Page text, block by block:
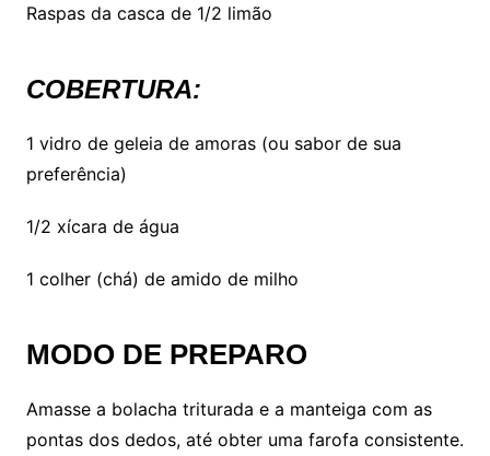
Raspas da casca de 1/2 limão
COBERTURA:
1 vidro de geleia de amoras (ou sabor de sua
preferência)
1/2 xícara de água
1 colher (chá) de amido de milho
MODO DE PREPARO
Amasse a bolacha triturada e a manteiga com as
pontas dos dedos, até obter uma farofa consistente.